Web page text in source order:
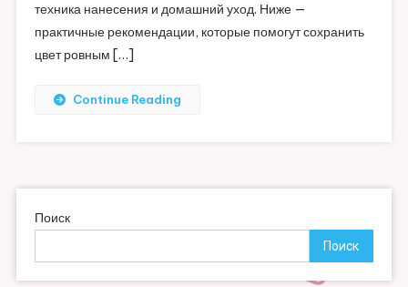
техника нанесения и домашний уход. Ниже —
практичные рекомендации, которые помогут сохранить
цвет ровным […]
Continue Reading
Поиск
Поиск